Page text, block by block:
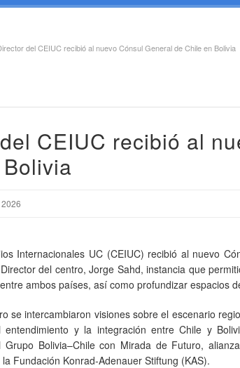
del CEIUC recibió al nuevo Cónsul General de Chile en Bolivia
CEIUC recibió al
Internacionales UC (CEIUC) recibió al nuevo
del centro, Jorge Sahd, instancia que
ambos países, así como profundizar espacios
se intercambiaron visiones sobre el escenario
entendimiento y la integración entre Chile y
Grupo Bolivia–Chile con Mirada de Futuro,
Fundación Konrad-Adenauer Stiftung (KAS).